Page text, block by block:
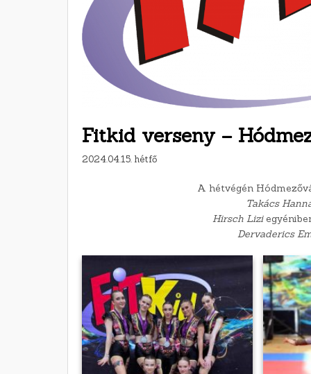
Fitkid verseny –
2024.04.15. hétfő
A hétvégén
Takács
Hirsch Lizi
Dervaderics